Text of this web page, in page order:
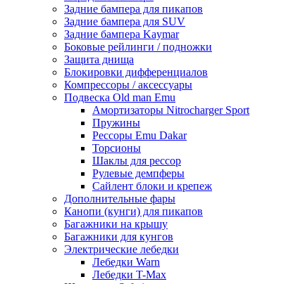
Задние бампера для пикапов
Задние бампера для SUV
Задние бампера Kaymar
Боковые рейлинги / подножки
Защита днища
Блокировки дифференциалов
Компрессоры / аксессуары
Подвеска Old man Emu
Амортизаторы Nitrocharger Sport
Пружины
Рессоры Emu Dakar
Торсионы
Шаклы для рессор
Рулевые демпферы
Сайлент блоки и крепеж
Дополнительные фары
Канопи (кунги) для пикапов
Багажники на крышу
Багажники для кунгов
Электрические лебедки
Лебедки Warn
Лебедки T-Max